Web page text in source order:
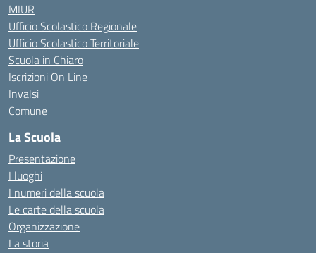
MIUR
Ufficio Scolastico Regionale
Ufficio Scolastico Territoriale
Scuola in Chiaro
Iscrizioni On Line
Invalsi
Comune
La Scuola
Presentazione
I luoghi
I numeri della scuola
Le carte della scuola
Organizzazione
La storia